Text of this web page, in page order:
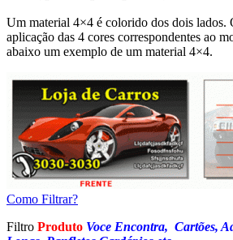
Um material 4×4 é colorido dos dois lados.
aplicação das 4 cores correspondentes ao
abaixo um exemplo de um material 4×4.
Como Filtrar?
Filtro Produto Voce Encontra, Cartões,